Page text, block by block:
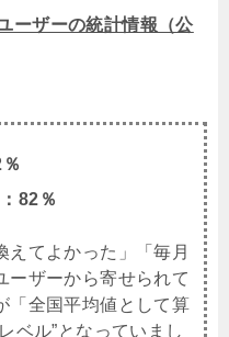
ーザーの統計情報（公
82％
えてよかった」「毎月
ーザーから寄せられて
「全国平均値として算
ベル”となっていまし